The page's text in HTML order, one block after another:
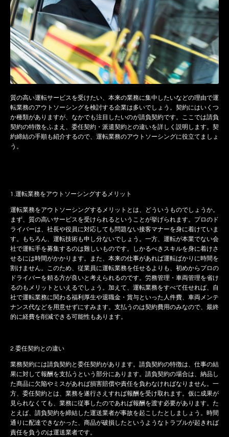
質の高い運転サービスを受けたい、本来の業務に集中したいなどの理由で運
転業務のアウトソーシングを検討する企業は多いでしょう。契約にはいくつ
か種類がありますが、なかでも注目したいのが請負契約です。ここでは請負
契約の特徴をふまえ、委任契約・派遣契約との違いを詳しく説明します。契
約締結の手順も紹介するので、運転業務のアウトソーシングに役立てましょ
う。
1.運転業務をアウトソーシングするメリット
運転業務をアウトソーシングするメリットとは、どういうものでしょうか。
まず、質の高いサービスを受けられるということが挙げられます。プロのド
ライバーは、社長や役員に対応しても問題ない接客マナーを身に着けていま
す。もちろん、運転技術も申し分ないでしょう。一方、運転が本業でない会
社で運転手を募集するのは難しいものです。しかるべきスキルを身に着けさ
せるには時間がかかります。また、本来の仕事があれば運転ばかりに時間を
割けません。このため、従業員に運転業務を任せるよりも、初めからプロの
ドライバーを頼る方が良いと考えられるのです。労務管理・車両管理を省け
るのもメリットといえるでしょう。加えて、運転業務をすべて任せれば、自
社で運転業務に関わる福利厚生や退職金・賞与といった人件費、車両メンテ
ナンス代などを用意せずにすみます。支払うのは契約費用のみなので、最終
的に経費を削減できる可能性もあります。
2.委任契約との違い
業務契約には請負契約と委任契約があります。請負契約の特徴は、仕事の結
果に対して報酬を支払うという部分にあります。請負契約の場合は、納品し
た商品に欠陥やミスがあれば損害賠償や責任を負わなければなりません。一
方、委任契約とは、業務を遂行さえすれば報酬を受け取れます。仮に成果が
見られなくても、業務に従事したのであれば報酬を渡す必要があります。た
とえば、請負契約を締結した運送業者が事故を起こしたとしましょう。時間
通りに配達できなかった、商品が破損したというようなトラブルが起きれば
責任を負うのは運送業者です。